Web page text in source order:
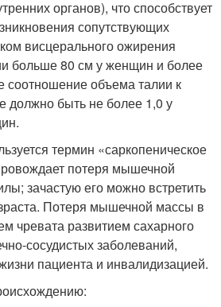
органов), что способствует
сопутствующих
висцерального ожирения
больше 80 см у женщин и более
соотношение объема талии к
должно быть не более 1,0 у
термин «саркопеническое
потеря мышечной
зачастую его можно встретить
Потеря мышечной массы в
чревата развитием сахарного
сосудистых заболеваний,
пациента и инвалидизацией.